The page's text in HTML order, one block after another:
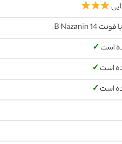
است ✓
است ✓
است ✓